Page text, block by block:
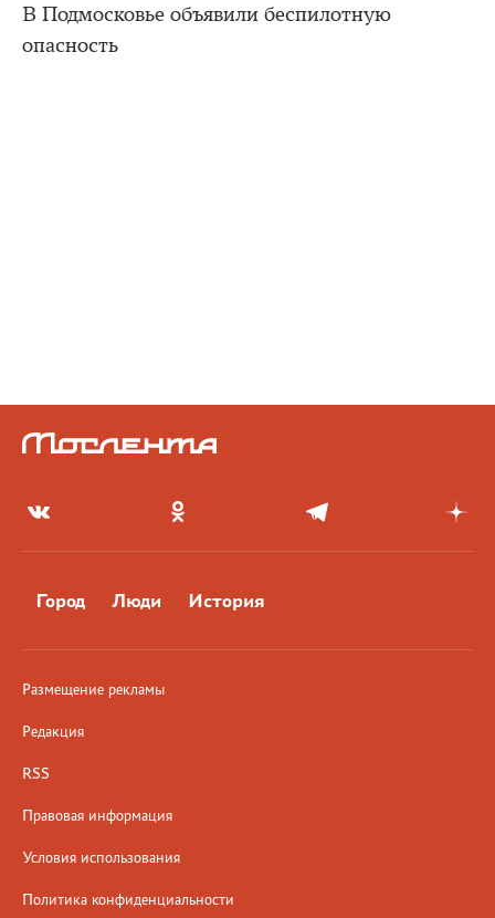
В Подмосковье объявили беспилотную
опасность
Город Люди История
Размещение рекламы
Редакция
RSS
Правовая информация
Условия использования
Политика конфиденциальности